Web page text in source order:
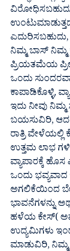
ನಿಮ್ಮ ಬಾಸ್
ಪ್ರಿಯತಮೆಯ
ಒಂದು
ಕಾಪಾಡಿಕೊಳ್ಳಿ,
ಇದು ನೀವು
ಬಯಸುವಿರಿ, ಆದರೆ
ರಾತ್ರಿ ವೇಳೆಯಲ್ಲಿ
ಉತ್ತಮ ಲಾಭ
ವ್ಯಾಪಾರಕ್ಕೆ
ಒಂದು ಭವ್ಯವಾದ
ಅಗಲಿಕೆಯಿಂದ
ಭಾವನೆಗಳನ್ನು
ಹಳೆಯ ಕೇಸ್(
ಉದ್ಯಮಿಗಳು
ಮಾಡುವಿರಿ, ನಿಮ್ಮ